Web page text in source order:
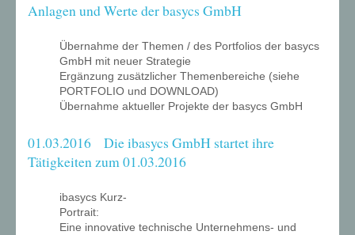
Anlagen und Werte der basycs GmbH
Übernahme der Themen / des Portfolios der basycs
GmbH mit neuer Strategie
Ergänzung zusätzlicher Themenbereiche (siehe
PORTFOLIO und DOWNLOAD)
Übernahme aktueller Projekte der basycs GmbH
01.03.2016 Die ibasycs GmbH startet ihre
Tätigkeiten zum 01.03.2016
ibasycs Kurz-
Portrait:
Eine innovative technische Unternehmens- und